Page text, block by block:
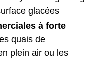
glacées
à forte
quais de
plein air ou les